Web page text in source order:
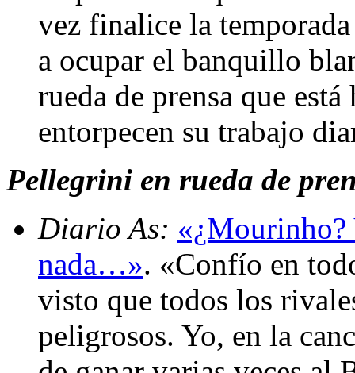
vez finalice la
a ocupar el banquillo
rueda de prensa que
entorpecen su trabajo
Pellegrini en rueda de
Diario As: «¿Mourinho?
nada…». «Confío en
visto que todos los
peligrosos. Yo, en la